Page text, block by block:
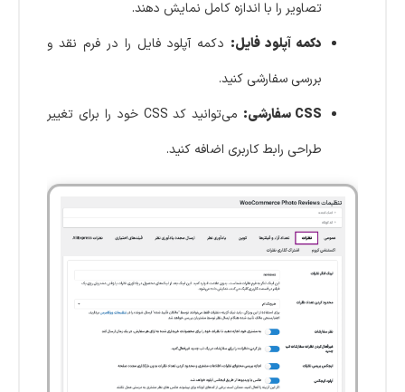
تصاویر را با اندازه کامل نمایش دهند.
دکمه آپلود فایل: دکمه آپلود فایل را در فرم نقد و
بررسی سفارشی کنید.
CSS سفارشی:
می‌توانید کد CSS خود را برای تغییر
طراحی رابط کاربری اضافه کنید.